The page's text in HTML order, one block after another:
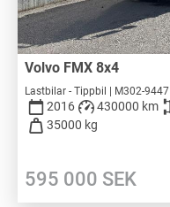
Volvo FMX 8x4
Lastbilar - Tippbil | M302-9447
2016 430000 km
35000 kg
595 000 SEK